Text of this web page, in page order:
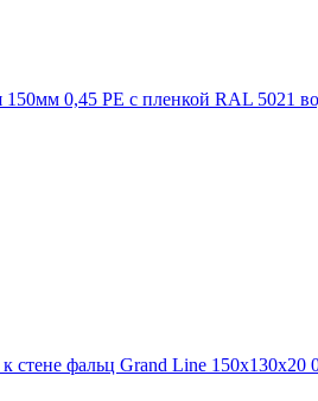
0,45 PE с пленкой RAL 5021
стене фальц Grand Line 150х130х20